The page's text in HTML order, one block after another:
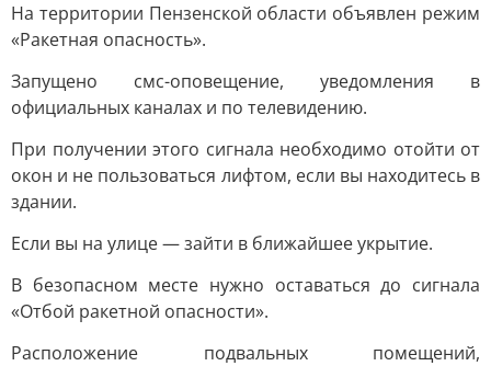
На территории Пензенской области объявлен режим
«Ракетная опасность».
Запущено смс-оповещение, уведомления в
официальных каналах и по телевидению.
При получении этого сигнала необходимо отойти от
окон и не пользоваться лифтом, если вы находитесь в
здании.
Если вы на улице — зайти в ближайшее укрытие.
В безопасном месте нужно оставаться до сигнала
«Отбой ракетной опасности».
Расположение подвальных помещений,